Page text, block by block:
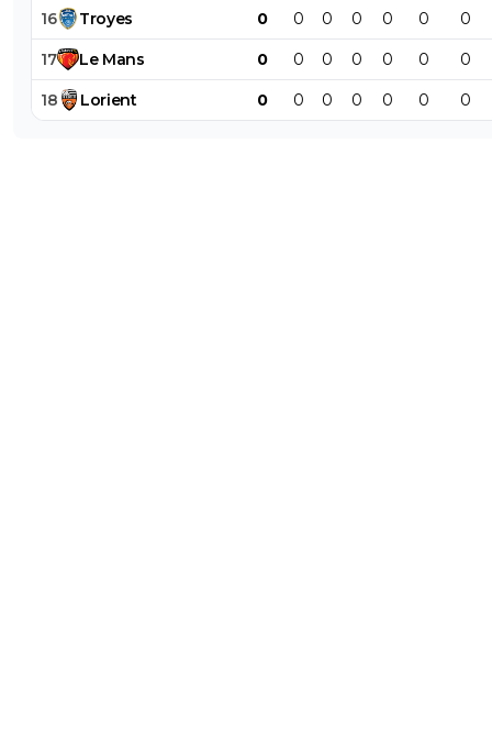
16 Troyes 0 0 0 0 0 0 0
17 Le Mans 0 0 0 0 0 0 0
18 Lorient 0 0 0 0 0 0 0